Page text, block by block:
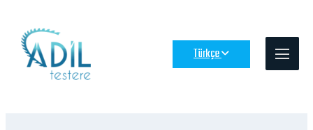
Türkçe